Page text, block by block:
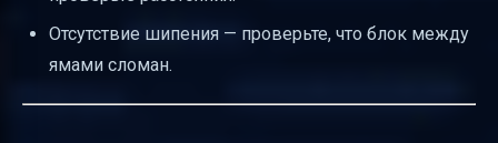
Отсутствие шипения — проверьте, что блок между
ямами сломан.